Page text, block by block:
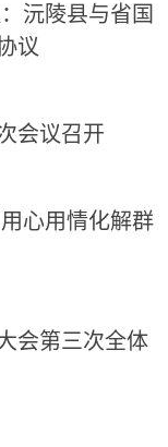
沅陵县与省国
议
会议召开
心用情化解群
会第三次全体